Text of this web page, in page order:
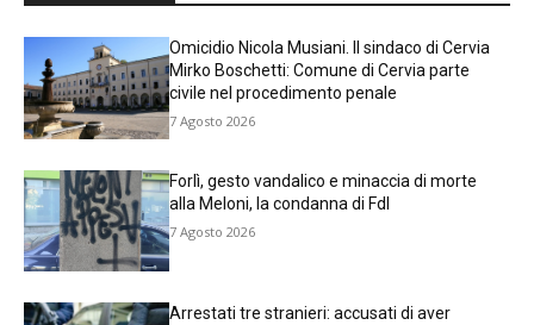
Omicidio Nicola Musiani. Il sindaco di Cervia
Mirko Boschetti: Comune di Cervia parte
civile nel procedimento penale
7 Agosto 2026
Forlì, gesto vandalico e minaccia di morte
alla Meloni, la condanna di FdI
7 Agosto 2026
Arrestati tre stranieri: accusati di aver